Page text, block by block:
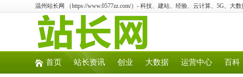
温州站长网 （https://www.0577zz.com/）- 科技、建站、经验、云计算、5G、大
首页 站长资讯 创业 大数据 运营中心 百科